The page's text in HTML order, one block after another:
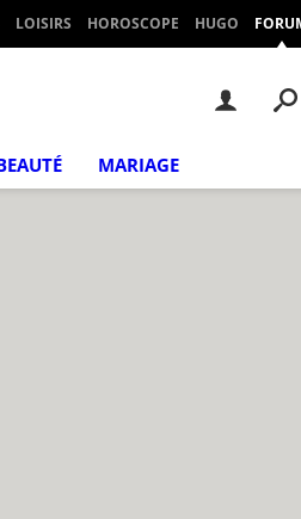
LOISIRS HOROSCOPE HUGO
MARIAGE